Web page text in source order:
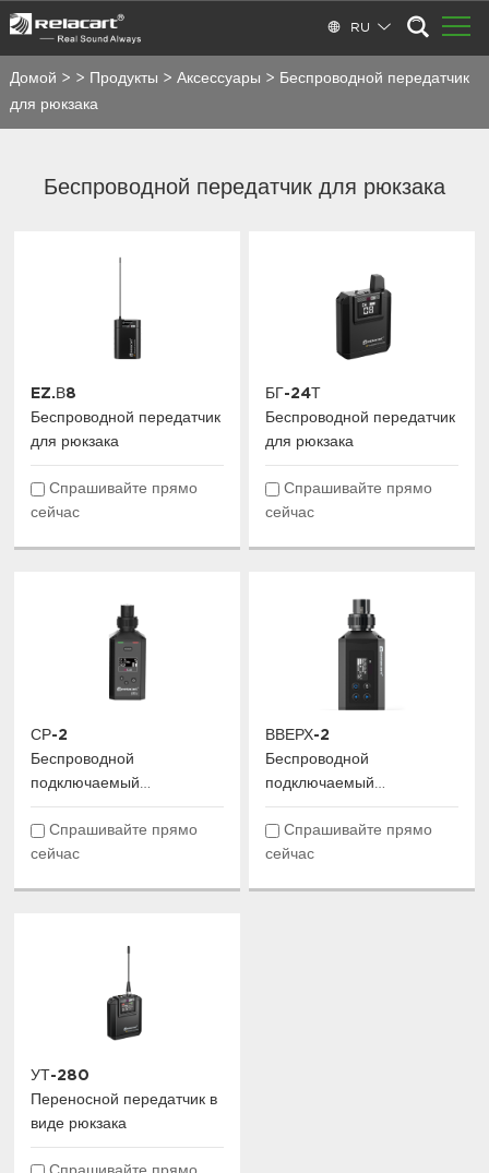
RU
Домой > > Продукты > Аксессуары > Беспроводной передатчик
для рюкзака
Беспроводной передатчик для рюкзака
EZ.В8
Беспроводной передатчик
для рюкзака
Спрашивайте прямо
сейчас
БГ-24Т
Беспроводной передатчик
для рюкзака
Спрашивайте прямо
сейчас
СР-2
Беспроводной
подключаемый
передатчик
Спрашивайте прямо
сейчас
ВВЕРХ-2
Беспроводной
подключаемый
передатчик
Спрашивайте прямо
сейчас
УТ-280
Переносной передатчик в
виде рюкзака